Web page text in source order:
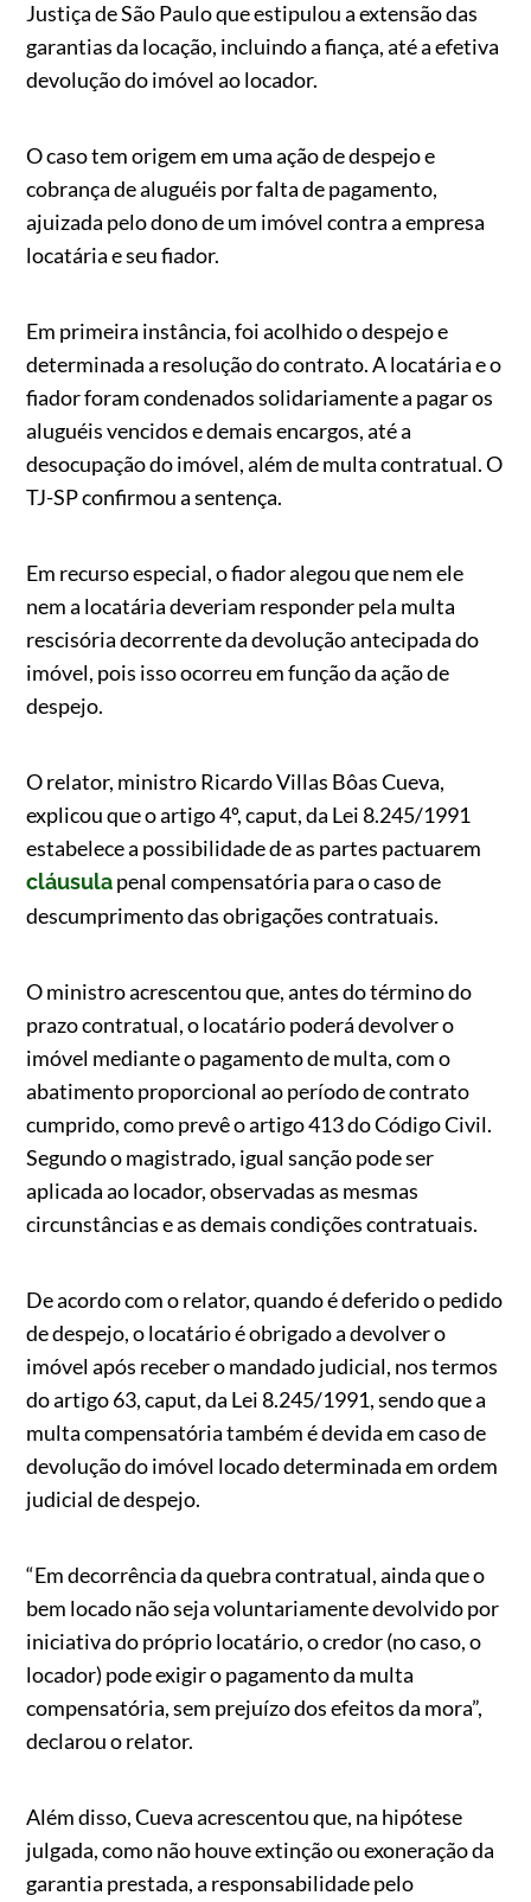
Justiça de São Paulo que estipulou a extensão das
garantias da locação, incluindo a fiança, até a efetiva
devolução do imóvel ao locador.
O caso tem origem em uma ação de despejo e
cobrança de aluguéis por falta de pagamento,
ajuizada pelo dono de um imóvel contra a empresa
locatária e seu fiador.
Em primeira instância, foi acolhido o despejo e
determinada a resolução do contrato. A locatária e o
fiador foram condenados solidariamente a pagar os
aluguéis vencidos e demais encargos, até a
desocupação do imóvel, além de multa contratual. O
TJ-SP confirmou a sentença.
Em recurso especial, o fiador alegou que nem ele
nem a locatária deveriam responder pela multa
rescisória decorrente da devolução antecipada do
imóvel, pois isso ocorreu em função da ação de
despejo.
O relator, ministro Ricardo Villas Bôas Cueva,
explicou que o artigo 4º, caput, da Lei 8.245/1991
estabelece a possibilidade de as partes pactuarem
cláusulapenal compensatória para o caso de
descumprimento das obrigações contratuais.
O ministro acrescentou que, antes do término do
prazo contratual, o locatário poderá devolver o
imóvel mediante o pagamento de multa, com o
abatimento proporcional ao período de contrato
cumprido, como prevê o artigo 413 do Código Civil.
Segundo o magistrado, igual sanção pode ser
aplicada ao locador, observadas as mesmas
circunstâncias e as demais condições contratuais.
De acordo com o relator, quando é deferido o pedido
de despejo, o locatário é obrigado a devolver o
imóvel após receber o mandado judicial, nos termos
do artigo 63, caput, da Lei 8.245/1991, sendo que a
multa compensatória também é devida em caso de
devolução do imóvel locado determinada em ordem
judicial de despejo.
“Em decorrência da quebra contratual, ainda que o
bem locado não seja voluntariamente devolvido por
iniciativa do próprio locatário, o credor (no caso, o
locador) pode exigir o pagamento da multa
compensatória, sem prejuízo dos efeitos da mora”,
declarou o relator.
Além disso, Cueva acrescentou que, na hipótese
julgada, como não houve extinção ou exoneração da
garantia prestada, a responsabilidade pelo